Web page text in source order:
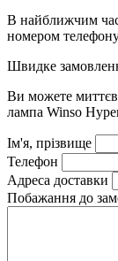
В найближчим
номером
Швидке
Ви можете
лампа Winso
Ім'я, прізвище
Телефон
Адреса доставки
Побажання до